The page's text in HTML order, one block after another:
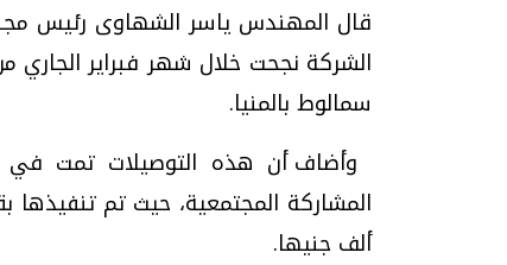
قال المهندس ياسر الشهاوى رئيس
سمالوط بالمنيا.
وأضاف أن هذه التوصيلات تمت في
ألف جنيها.
فيديو..
وتحديات هائلة
موجات الطقس الساخنة.. لماذا تحدث وكيف